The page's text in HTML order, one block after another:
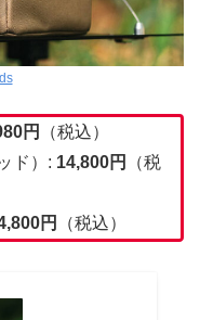
円
（税込）
ド）: 14,800円
（税
円 （税込）